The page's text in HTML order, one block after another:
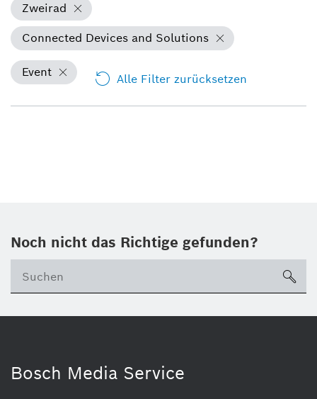
Zweirad
Connected Devices and Solutions
Event Alle Filter zurücksetzen
Noch nicht das Richtige gefunden?
Bosch Media Service